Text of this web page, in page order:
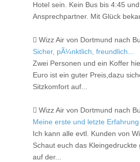
Hotel sein. Kein Bus bis 4:45
Ansprechpartner. Mit Glück
Wizz Air von Dortmund nach
Sicher, pÃ¼nktlich, freundlich...
Zwei Personen und ein Koffer
Euro ist ein guter Preis,dazu
Sitzkomfort auf...
Wizz Air von Dortmund nach
Meine erste und letzte
Ich kann alle evtl. Kunden von
Schaut euch das Kleingedruckte
auf der...